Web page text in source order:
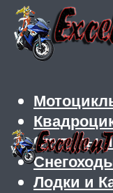
Скутеры
Лодки и